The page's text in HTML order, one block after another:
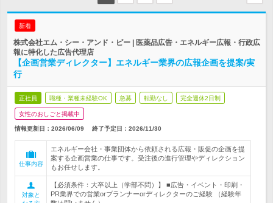
新着
株式会社エム・シー・アンド・ピー | 医薬品広告・エネルギー広報・行政広
報に特化した広告代理店
【企画営業ディレクター】エネルギー業界の広報企画を提案/実
行
正社員 職種・業種未経験OK 急募 転勤なし 完全週休2日制
女性のおしごと掲載中
情報更新日：2026/06/09 終了予定日： 2026/11/30
仕事内容
エネルギー会社・事業団体から依頼される広報・販促の企画を提
案する企画営業の仕事です。受注後の進行管理やディレクション
もお任せします。
対象と
【必須条件：大卒以上（学部不問）】 ■広告・イベント・印刷・
PR業界での営業orプランナーorディレクターのご経験 （経験年